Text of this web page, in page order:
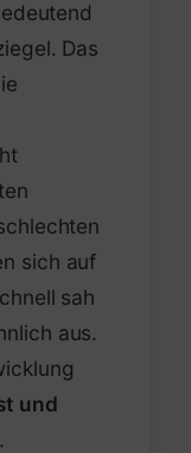
Das
sich auf
sah
aus.
und